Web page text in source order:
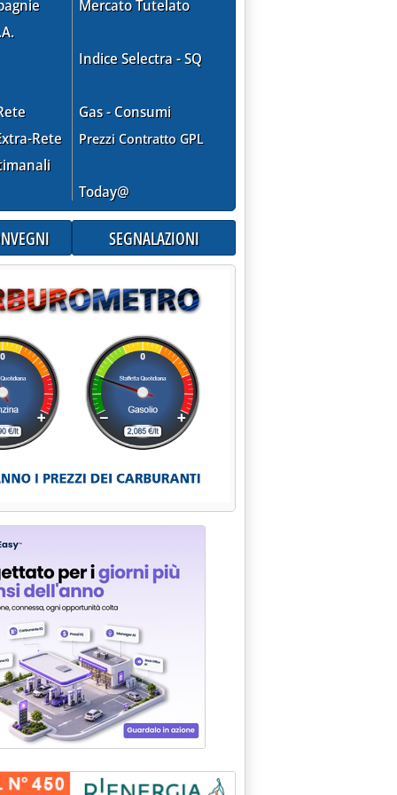
Rete
Mercato Tutelato
Indice Selectra - SQ
Gas - Consumi
Prezzi Contratto GPL
Today@
SEGNALAZIONI